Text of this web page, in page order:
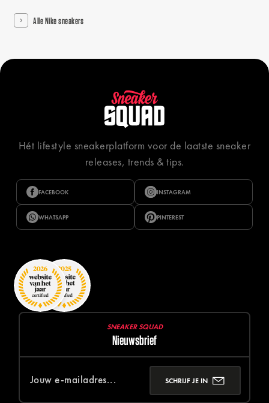
Alle Nike sneakers
Hét lifestyle sneakerplatform voor de laatste sneaker
releases, trends & tips.
FACEBOOK INSTAGRAM
WHATSAPP PINTEREST
SNEAKER SQUAD
Nieuwsbrief
SCHRIJF JE IN